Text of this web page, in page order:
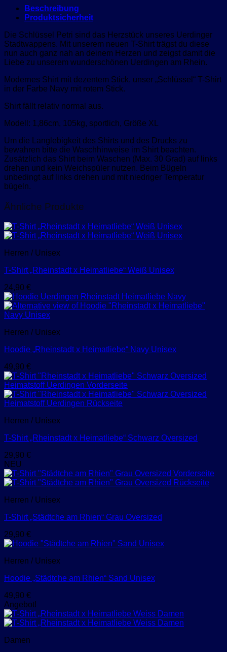
Beschreibung
Produktsicherheit
Die Schlüssel Petri sind das Herzstück unseres Uerdinger
Stadtwappens. Mit unserem neuen T-Shirt trägst du diese
nun auch ganz nah an deinem Herzen und zeigst damit die
Liebe zu unserem wunderschönen Uerdingen am Rhein.
Modernes Shirt mit dezentem Stick, unser „Schlüssel“ T-Shirt
in der Farbe Navy mit rotem Stick.
Shirt fällt relativ normal aus.
Modell: 1,86cm, 105kg, sportlich, Größe XL
Um die Langlebigkeit des Shirts und des Drucks zu
bewahren bitte die Waschhinweise im Shirt beachten.
Zusätzlich das Shirt beim Waschen (Max. 30 Grad) auf links
drehen und kein Weichspüler nutzen. Beim Bügeln
unbedingt auf links drehen und mit niedriger Temperatur
bügeln.
Ähnliche Produkte
Herren / Unisex
T-Shirt „Rheinstadt x Heimatliebe“ Weiß Unisex
24,90 €
Herren / Unisex
Hoodie „Rheinstadt x Heimatliebe“ Navy Unisex
49,90 €
Herren / Unisex
T-Shirt „Rheinstadt x Heimatliebe“ Schwarz Oversized
29,90 €
NEU
Herren / Unisex
T-Shirt „Städtche am Rhien“ Grau Oversized
29,90 €
Herren / Unisex
Hoodie „Städtche am Rhien“ Sand Unisex
49,90 €
Angebot!
Damen